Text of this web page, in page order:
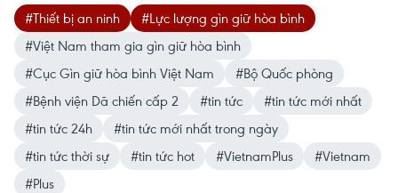
#Thiết bị an ninh
#Lực lượng gìn giữ hòa bình
#Việt Nam tham gia gìn giữ hòa bình
#Cục Gìn giữ hòa bình Việt Nam
#Bộ Quốc phòng
#Bệnh viện Dã chiến cấp 2
#tin tức
#tin tức mới nhất
#tin tức 24h
#tin tức mới nhất trong ngày
#tin tức thời sự
#tin tức hot #VietnamPlus
#Vietnam
#Plus